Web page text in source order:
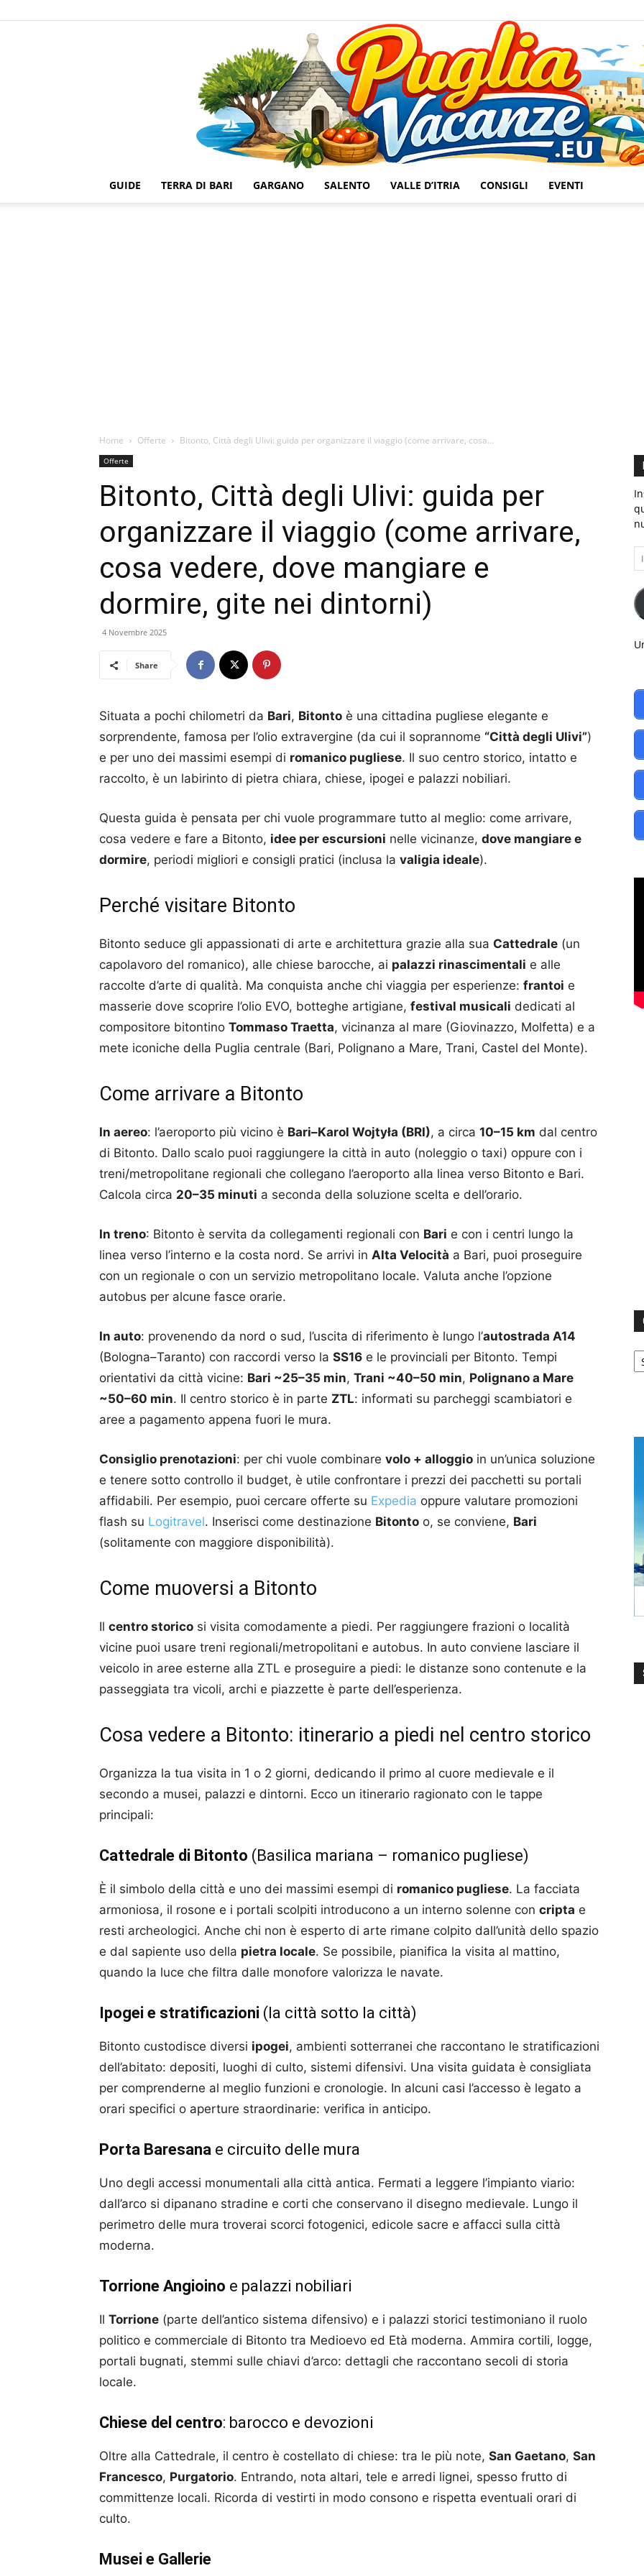
GUIDE TERRA DI BARI GARGANO SALENTO VALLE D’ITRIA CONSIGLI EVENTI
Home Offerte Bitonto, Città degli Ulivi: guida per organizzare il viaggio (come arrivare, cosa...
Offerte
Bitonto, Città degli Ulivi: guida per
organizzare il viaggio (come arrivare,
cosa vedere, dove mangiare e
dormire, gite nei dintorni)
4 Novembre 2025
Share
Situata a pochi chilometri da Bari, Bitonto è una cittadina pugliese elegante e
sorprendente, famosa per l’olio extravergine (da cui il soprannome “Città degli Ulivi”)
e per uno dei massimi esempi di romanico pugliese. Il suo centro storico, intatto e
raccolto, è un labirinto di pietra chiara, chiese, ipogei e palazzi nobiliari.
Questa guida è pensata per chi vuole programmare tutto al meglio: come arrivare,
cosa vedere e fare a Bitonto, idee per escursioni nelle vicinanze, dove mangiare e
dormire, periodi migliori e consigli pratici (inclusa la valigia ideale).
Perché visitare Bitonto
Bitonto seduce gli appassionati di arte e architettura grazie alla sua Cattedrale (un
capolavoro del romanico), alle chiese barocche, ai palazzi rinascimentali e alle
raccolte d’arte di qualità. Ma conquista anche chi viaggia per esperienze: frantoi e
masserie dove scoprire l’olio EVO, botteghe artigiane, festival musicali dedicati al
compositore bitontino Tommaso Traetta, vicinanza al mare (Giovinazzo, Molfetta) e a
mete iconiche della Puglia centrale (Bari, Polignano a Mare, Trani, Castel del Monte).
Come arrivare a Bitonto
In aereo: l’aeroporto più vicino è Bari–Karol Wojtyła (BRI), a circa 10–15 km dal centro
di Bitonto. Dallo scalo puoi raggiungere la città in auto (noleggio o taxi) oppure con i
treni/metropolitane regionali che collegano l’aeroporto alla linea verso Bitonto e Bari.
Calcola circa 20–35 minuti a seconda della soluzione scelta e dell’orario.
In treno: Bitonto è servita da collegamenti regionali con Bari e con i centri lungo la
linea verso l’interno e la costa nord. Se arrivi in Alta Velocità a Bari, puoi proseguire
con un regionale o con un servizio metropolitano locale. Valuta anche l’opzione
autobus per alcune fasce orarie.
In auto: provenendo da nord o sud, l’uscita di riferimento è lungo l’autostrada A14
(Bologna–Taranto) con raccordi verso la SS16 e le provinciali per Bitonto. Tempi
orientativi da città vicine: Bari ~25–35 min, Trani ~40–50 min, Polignano a Mare
~50–60 min. Il centro storico è in parte ZTL: informati su parcheggi scambiatori e
aree a pagamento appena fuori le mura.
Consiglio prenotazioni: per chi vuole combinare volo + alloggio in un’unica soluzione
e tenere sotto controllo il budget, è utile confrontare i prezzi dei pacchetti su portali
affidabili. Per esempio, puoi cercare offerte su Expedia oppure valutare promozioni
flash su Logitravel. Inserisci come destinazione Bitonto o, se conviene, Bari
(solitamente con maggiore disponibilità).
Come muoversi a Bitonto
Il centro storico si visita comodamente a piedi. Per raggiungere frazioni o località
vicine puoi usare treni regionali/metropolitani e autobus. In auto conviene lasciare il
veicolo in aree esterne alla ZTL e proseguire a piedi: le distanze sono contenute e la
passeggiata tra vicoli, archi e piazzette è parte dell’esperienza.
Cosa vedere a Bitonto: itinerario a piedi nel centro storico
Organizza la tua visita in 1 o 2 giorni, dedicando il primo al cuore medievale e il
secondo a musei, palazzi e dintorni. Ecco un itinerario ragionato con le tappe
principali:
Cattedrale di Bitonto (Basilica mariana – romanico pugliese)
È il simbolo della città e uno dei massimi esempi di romanico pugliese. La facciata
armoniosa, il rosone e i portali scolpiti introducono a un interno solenne con cripta e
resti archeologici. Anche chi non è esperto di arte rimane colpito dall’unità dello spazio
e dal sapiente uso della pietra locale. Se possibile, pianifica la visita al mattino,
quando la luce che filtra dalle monofore valorizza le navate.
Ipogei e stratificazioni (la città sotto la città)
Bitonto custodisce diversi ipogei, ambienti sotterranei che raccontano le stratificazioni
dell’abitato: depositi, luoghi di culto, sistemi difensivi. Una visita guidata è consigliata
per comprenderne al meglio funzioni e cronologie. In alcuni casi l’accesso è legato a
orari specifici o aperture straordinarie: verifica in anticipo.
Porta Baresana e circuito delle mura
Uno degli accessi monumentali alla città antica. Fermati a leggere l’impianto viario:
dall’arco si dipanano stradine e corti che conservano il disegno medievale. Lungo il
perimetro delle mura troverai scorci fotogenici, edicole sacre e affacci sulla città
moderna.
Torrione Angioino e palazzi nobiliari
Il Torrione (parte dell’antico sistema difensivo) e i palazzi storici testimoniano il ruolo
politico e commerciale di Bitonto tra Medioevo ed Età moderna. Ammira cortili, logge,
portali bugnati, stemmi sulle chiavi d’arco: dettagli che raccontano secoli di storia
locale.
Chiese del centro: barocco e devozioni
Oltre alla Cattedrale, il centro è costellato di chiese: tra le più note, San Gaetano, San
Francesco, Purgatorio. Entrando, nota altari, tele e arredi lignei, spesso frutto di
committenze locali. Ricorda di vestirti in modo consono e rispetta eventuali orari di
culto.
Musei e Gallerie
e-